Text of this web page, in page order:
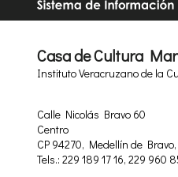
Casa de Cultura
Instituto Veracruzano de la
Calle Nicolás Bravo 60
Centro
CP 94270, Medellín de
Tels.: 229 189 17 16, 229 960